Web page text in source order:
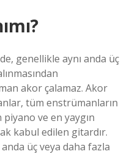
genellikle aynı anda üç
akor çalamaz. Akor
tüm enstrümanların
ve en yaygın
kabul edilen gitardır.
üç veya daha fazla